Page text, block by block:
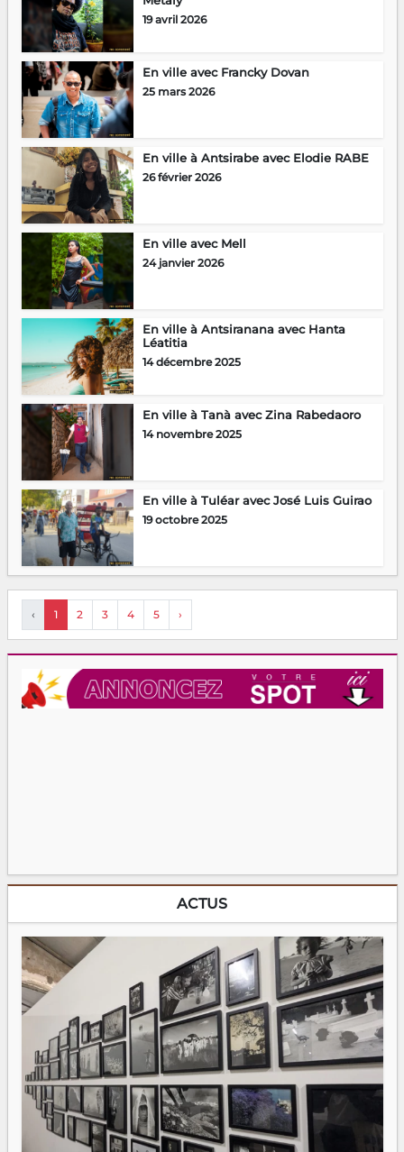
19 avril 2026
En ville avec Francky Dovan
25 mars 2026
En ville à Antsirabe avec Elodie RABE
26 février 2026
En ville avec Mell
24 janvier 2026
En ville à Antsiranana avec Hanta
Léatitia
14 décembre 2025
En ville à Tanà avec Zina Rabedaoro
14 novembre 2025
En ville à Tuléar avec José Luis Guirao
19 octobre 2025
‹ 1 2 3 4 5 ›
ACTUS